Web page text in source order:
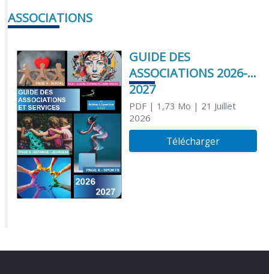
ASSOCIATIONS
GUIDE DES
ASSOCIATIONS 2026-
2027
PDF| 1,73 Mo | 21 Juillet
2026
Télécharger